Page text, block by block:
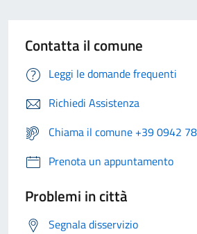
Contatta il comune
Leggi le domande frequenti
Richiedi Assistenza
Chiama il comune +39 0942
Prenota un appuntamento
Problemi in città
Segnala disservizio